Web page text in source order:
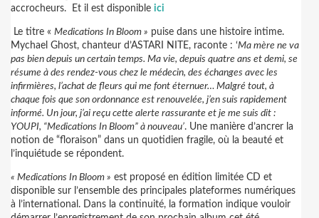
accrocheurs. Et il est disponible ici
Le titre « Medications In Bloom » puise dans une histoire intime.
Mychael Ghost, chanteur d’ASTARI NITE, raconte : ‘Ma mère ne va
pas bien depuis un certain temps. Ma vie, depuis quatre ans et demi, se
résume à des rendez-vous chez le médecin, des échanges avec les
infirmières, l’achat de fleurs qui me font éternuer… Malgré tout, à
chaque fois que son ordonnance est renouvelée, j’en suis rapidement
informé. Un jour, j’ai reçu cette alerte rassurante et je me suis dit :
YOUPI, “Medications In Bloom” à nouveau’. Une manière d’ancrer la
notion de “floraison” dans un quotidien fragile, où la beauté et
l’inquiétude se répondent.
« Medications In Bloom » est proposé en édition limitée CD et
disponible sur l’ensemble des principales plateformes numériques
à l’international. Dans la continuité, la formation indique vouloir